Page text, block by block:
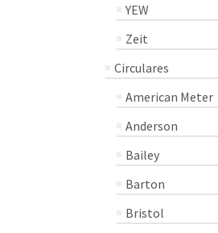
YEW
Zeit
Circulares
American Meter
Anderson
Bailey
Barton
Bristol